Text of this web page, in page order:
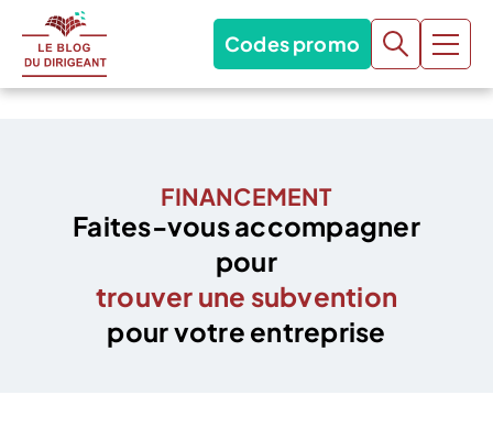
Codes promo
FINANCEMENT
Faites-vous accompagner
pour
trouver une subvention
pour votre entreprise